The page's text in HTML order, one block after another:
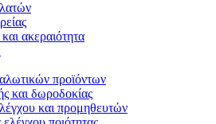
ακεραιότητα
προϊόντων
και δωροδοκίας
και προμηθευτών